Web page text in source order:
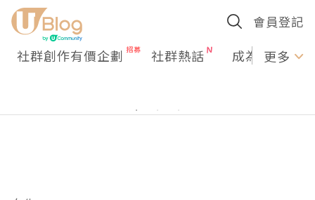
會員登記
社群創作有價企劃 社群熱話 成為U更多